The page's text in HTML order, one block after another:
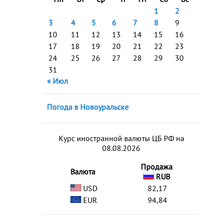
1
2
3
4 5 6 7 8
9
10
11 12 13 14 15
16
17
18 19 20 21 22
23
24
25 26 27 28 29
30
31
« Июл
Погода в Новоуральске
Курс иностранной валюты ЦБ РФ на
08.08.2026
Валюта
Продажа
RUB
USD
82,17
EUR
94,84